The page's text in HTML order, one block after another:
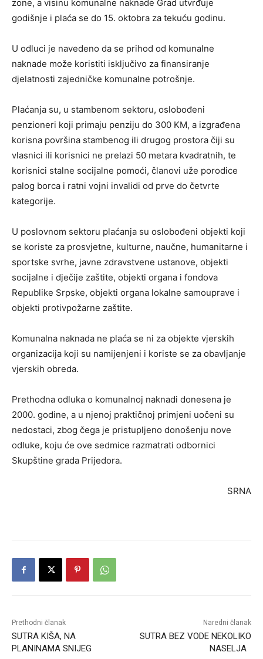
zone, a visinu komunalne naknade Grad utvrđuje
godišnje i plaća se do 15. oktobra za tekuću godinu.
U odluci je navedeno da se prihod od komunalne
naknade može koristiti isključivo za finansiranje
djelatnosti zajedničke komunalne potrošnje.
Plaćanja su, u stambenom sektoru, oslobođeni
penzioneri koji primaju penziju do 300 KM, a izgrađena
korisna površina stambenog ili drugog prostora čiji su
vlasnici ili korisnici ne prelazi 50 metara kvadratnih, te
korisnici stalne socijalne pomoći, članovi uže porodice
palog borca i ratni vojni invalidi od prve do četvrte
kategorije.
U poslovnom sektoru plaćanja su oslobođeni objekti koji
se koriste za prosvjetne, kulturne, naučne, humanitarne i
sportske svrhe, javne zdravstvene ustanove, objekti
socijalne i dječije zaštite, objekti organa i fondova
Republike Srpske, objekti organa lokalne samouprave i
objekti protivpožarne zaštite.
Komunalna naknada ne plaća se ni za objekte vjerskih
organizacija koji su namijenjeni i koriste se za obavljanje
vjerskih obreda.
Prethodna odluka o komunalnoj naknadi donesena je
2000. godine, a u njenoj praktičnoj primjeni uočeni su
nedostaci, zbog čega je pristupljeno donošenju nove
odluke, koju će ove sedmice razmatrati odbornici
Skupštine grada Prijedora.
SRNA
Prethodni članak
SUTRA KIŠA, NA
PLANINAMA SNIJEG
Naredni članak
SUTRA BEZ VODE NEKOLIKO
NASELJA